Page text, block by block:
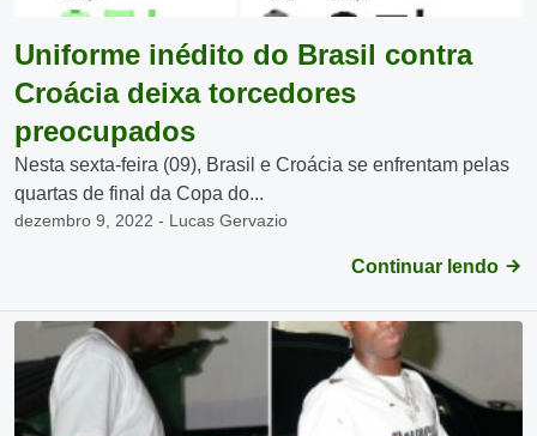
Uniforme inédito do Brasil contra
Croácia deixa torcedores
preocupados
Nesta sexta-feira (09), Brasil e Croácia se enfrentam pelas
quartas de final da Copa do...
dezembro 9, 2022 - Lucas Gervazio
Continuar lendo